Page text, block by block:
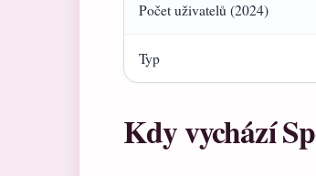
Počet uživatelů (2024)
Typ
Kdy vychází